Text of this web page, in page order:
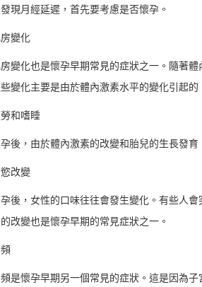
發現月經延遲，首先要考慮是否懷孕。
變化
變化也是懷孕早期常見的症狀之一。隨著
變化主要是由於體內激素水平的變化引起的
和嗜睡
後，由於體內激素的改變和胎兒的生長發
改變
後，女性的口味往往會發生變化。有些人
改變也是懷孕早期的常見症狀之一。
是懷孕早期另一個常見的症狀。這是因為